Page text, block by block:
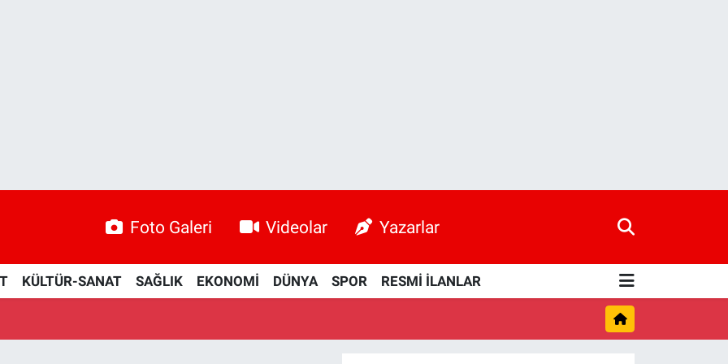
Foto Galeri Videolar Yazarlar
KÜLTÜR-SANAT SAĞLIK EKONOMİ DÜNYA SPOR RESMİ İLANLAR